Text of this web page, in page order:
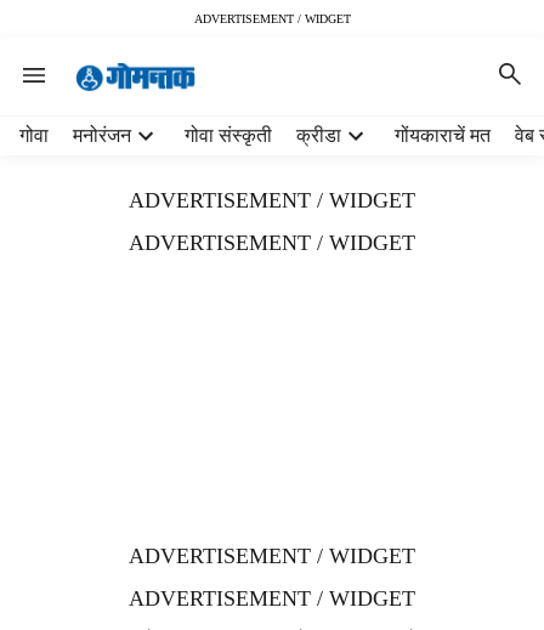
ADVERTISEMENT / WIDGET
गोवा मनोरंजन गोवा संस्कृती क्रीडा गोंयकाराचें मत वेब
ADVERTISEMENT / WIDGET
ADVERTISEMENT / WIDGET
ADVERTISEMENT / WIDGET
ADVERTISEMENT / WIDGET